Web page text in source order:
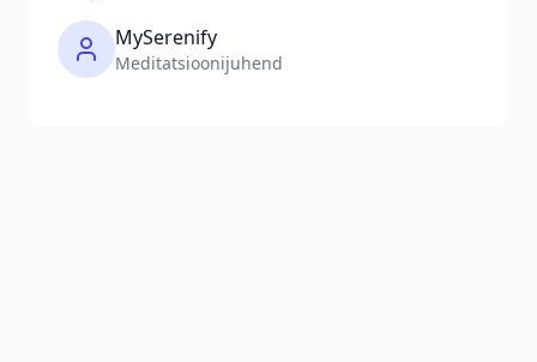
MySerenify
Meditatsioonijuhend